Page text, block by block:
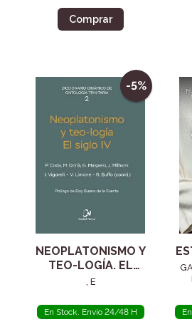
Comprar
-5%
NEOPLATONISMO Y
TEO-LOGÍA. EL
SIGLO IV
, E
En Stock. Envío 24/48 H